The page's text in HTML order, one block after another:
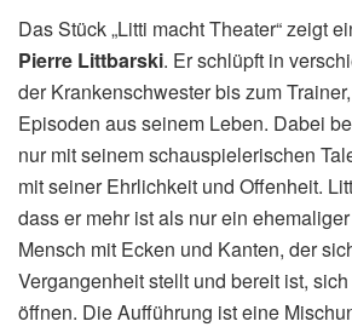
Das Stück „Litti macht Theater“ zeigt
Pierre Littbarski. Er schlüpft in
der Krankenschwester bis zum
Episoden aus seinem Leben. Dabei
nur mit seinem schauspielerischen
mit seiner Ehrlichkeit und Offenheit.
dass er mehr ist als nur ein
Mensch mit Ecken und Kanten, der
Vergangenheit stellt und bereit ist,
öffnen. Die Aufführung ist eine